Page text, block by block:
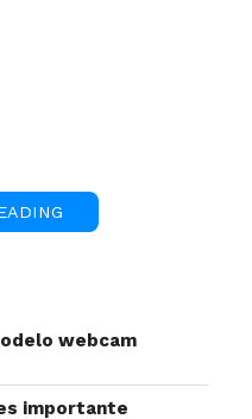
ofrece especies
webcam
importante